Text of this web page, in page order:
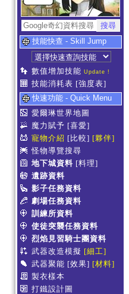
技能快查 - Skill Jump
數值增加技能 Update !
技能消耗表 [強度表]
快速功能 - Quick Menu
愛爾琳世界地圖
魔力賦予 [喜愛]
寵物介紹 [比較] [夥伴]
怪物導覽搜尋
地下城資料 [料理]
遺跡資料
影子任務資料
劇場任務資料
訓練所資料
使徒突襲任務資料
烈焰見習騎士團資料
武器改造模擬 [細工]
武器聚能 [效果] [材料]
製衣樣本
打鐵設計圖